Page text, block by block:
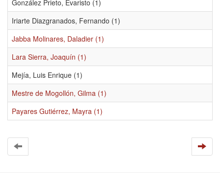
González Prieto, Evaristo (1)
Iriarte Diazgranados, Fernando (1)
Jabba Molinares, Daladier (1)
Lara Sierra, Joaquín (1)
Mejía, Luis Enrique (1)
Mestre de Mogollón, Gilma (1)
Payares Gutiérrez, Mayra (1)